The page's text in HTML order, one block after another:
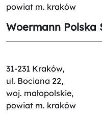
powiat m. kraków
Woermann Polska
31-231 Kraków,
ul. Bociana 22,
woj. małopolskie,
powiat m. kraków